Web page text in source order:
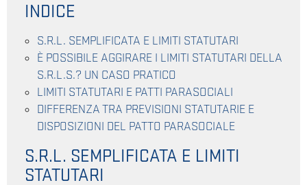
INDICE
S.R.L. SEMPLIFICATA E LIMITI STATUTARI
È POSSIBILE AGGIRARE I LIMITI STATUTARI DELLA
S.R.L.S.? UN CASO PRATICO
LIMITI STATUTARI E PATTI PARASOCIALI
DIFFERENZA TRA PREVISIONI STATUTARIE E
DISPOSIZIONI DEL PATTO PARASOCIALE
S.R.L. SEMPLIFICATA E LIMITI
STATUTARI